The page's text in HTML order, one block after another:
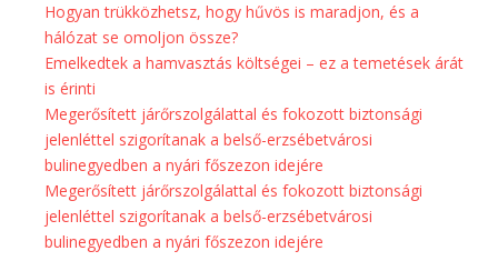
Hogyan trükközhetsz, hogy hűvös is maradjon, és a
hálózat se omoljon össze?
Emelkedtek a hamvasztás költségei – ez a temetések árát
is érinti
Megerősített járőrszolgálattal és fokozott biztonsági
jelenléttel szigorítanak a belső-erzsébetvárosi
bulinegyedben a nyári főszezon idejére
Megerősített járőrszolgálattal és fokozott biztonsági
jelenléttel szigorítanak a belső-erzsébetvárosi
bulinegyedben a nyári főszezon idejére